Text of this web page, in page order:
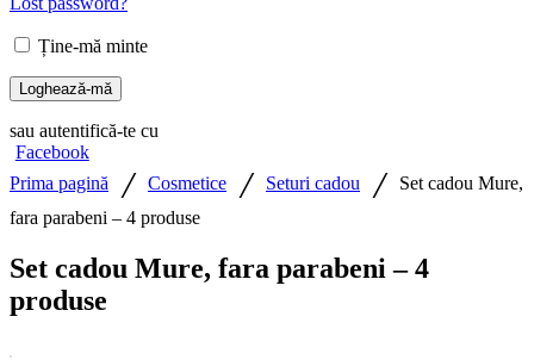
Ține-mă minte
Loghează-mă
sau autentifică-te cu
Facebook
Prima pagină
/ Cosmetice / Seturi cadou / Set cadou Mure,
fara parabeni – 4 produse
Set cadou Mure, fara parabeni – 4
produse